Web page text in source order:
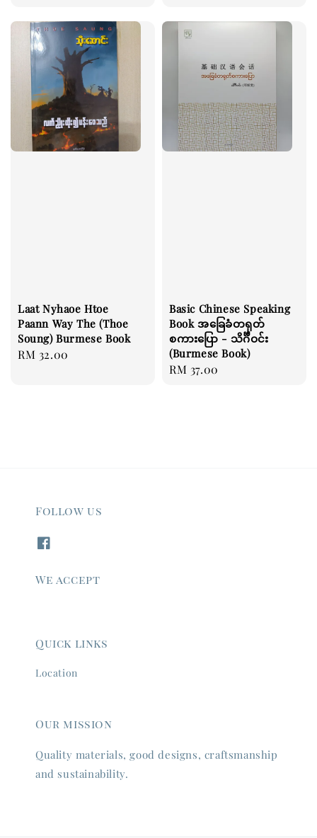
Laat Nyhaoe Htoe
Paann Way The (Thoe
Soung) Burmese Book
Regular
RM 32.00
Basic Chinese Speaking
Book အခြေခံတရုတ်
စကားပြော - သိင်္ဂီဝင်း
(Burmese Book)
Regular
RM 37.00
Follow us
We accept
Quick links
Location
Our mission
Quality materials, good designs, craftsmanship
and sustainability.